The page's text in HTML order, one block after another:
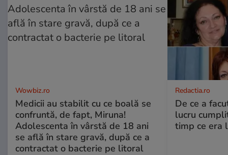
Wowbiz.ro
Medicii au stabilit cu ce boală se
confruntă, de fapt, Miruna!
Adolescenta în vârstă de 18 ani
se află în stare gravă, după ce a
contractat o bacterie pe litoral
Redactia.ro
De ce a
lucru
timp ce era